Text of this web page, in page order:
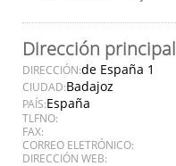
Dirección principal
DIRECCIÓN:de España 1
CIUDAD:Badajoz
PAÍS:España
TLFNO:
FAX:
CORREO ELETRÓNICO:
DIRECCIÓN WEB: